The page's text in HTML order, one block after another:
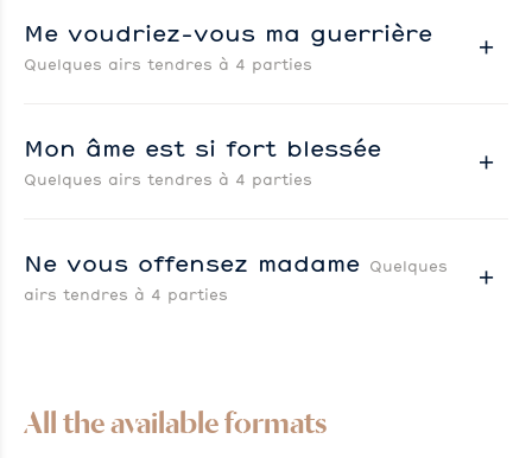
Me voudriez-vous ma guerrière
Quelques airs tendres à 4 parties
Mon âme est si fort blessée
Quelques airs tendres à 4 parties
Ne vous offensez madame Quelques
airs tendres à 4 parties
All the available formats